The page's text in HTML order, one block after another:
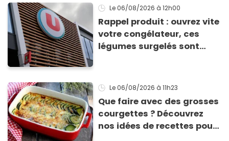
Le 06/08/2026 à 12h00
Rappel produit : ouvrez vite
votre congélateur, ces
légumes surgelés sont
Le 06/08/2026 à 11h23
Que faire avec des grosses
courgettes ? Découvrez
nos idées de recettes pour